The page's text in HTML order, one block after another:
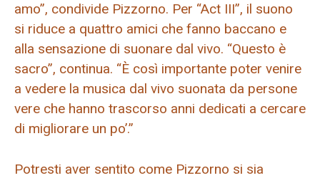
amo”, condivide Pizzorno. Per “Act III”, il suono
si riduce a quattro amici che fanno baccano e
alla sensazione di suonare dal vivo. “Questo è
sacro”, continua. “È così importante poter venire
a vedere la musica dal vivo suonata da persone
vere che hanno trascorso anni dedicati a cercare
di migliorare un po’.”
Potresti aver sentito come Pizzorno si sia